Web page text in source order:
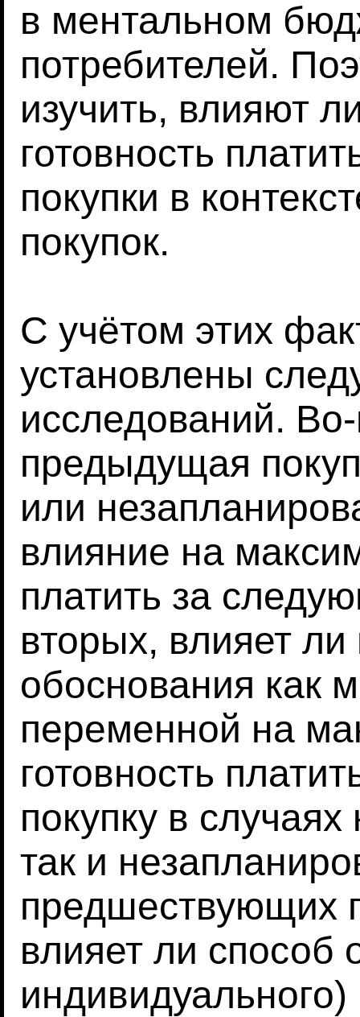
в ментальном
потребителей.
изучить, влияют
готовность
покупки в
покупок.
С учётом этих
установлены
исследований.
предыдущая
или
влияние на
платить за
вторых, влияет
обоснования как
переменной на
готовность
покупку в
так и
предшествующих
влияет ли способ